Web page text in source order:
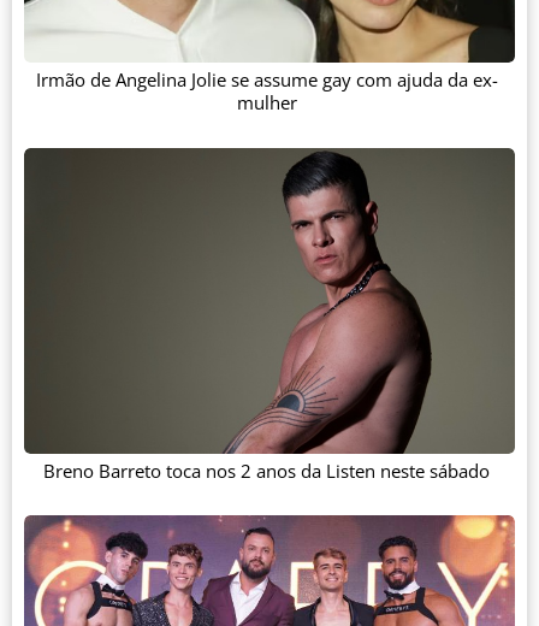
Irmão de Angelina Jolie se assume gay com ajuda da ex-
mulher
Breno Barreto toca nos 2 anos da Listen neste sábado